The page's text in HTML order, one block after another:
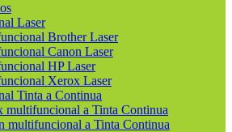
Laser
Brother Laser
Canon Laser
HP Laser
Xerox Laser
Tinta a Continua
multifuncional a Tinta Continua
multifuncional a Tinta Continua